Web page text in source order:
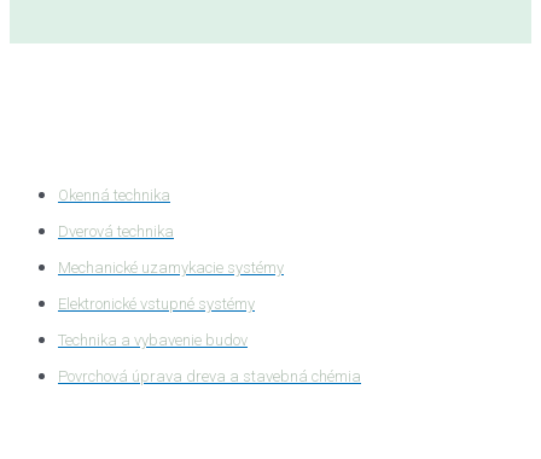
Okenná technika
Dverová technika
Mechanické uzamykacie systémy
Elektronické vstupné systémy
Technika a vybavenie budov
Povrchová úprava dreva a stavebná chémia